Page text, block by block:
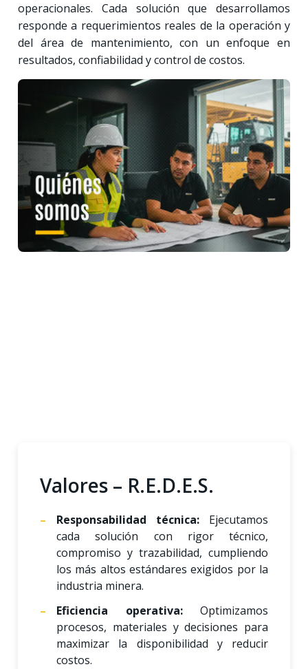
operacionales. Cada solución que desarrollamos
responde a requerimientos reales de la operación y
del área de mantenimiento, con un enfoque en
resultados, confiabilidad y control de costos.
Valores – R.E.D.E.S.
Responsabilidad técnica: Ejecutamos
cada solución con rigor técnico,
compromiso y trazabilidad, cumpliendo
los más altos estándares exigidos por la
industria minera.
Eficiencia operativa:Optimizamos
procesos, materiales y decisiones para
maximizar la disponibilidad y reducir
costos.